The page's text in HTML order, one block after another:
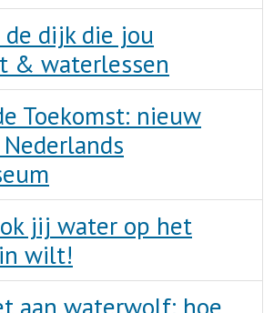
dijk die jou
& waterlessen
Toekomst: nieuw
jij water op het
wilt!